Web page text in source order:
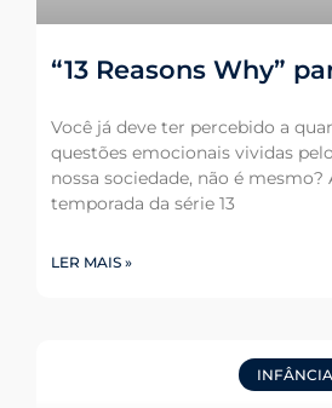
“13 Reasons Why”
Você já deve ter percebido a
questões emocionais vividas
nossa sociedade, não é mesmo?
temporada da série 13
LER MAIS »